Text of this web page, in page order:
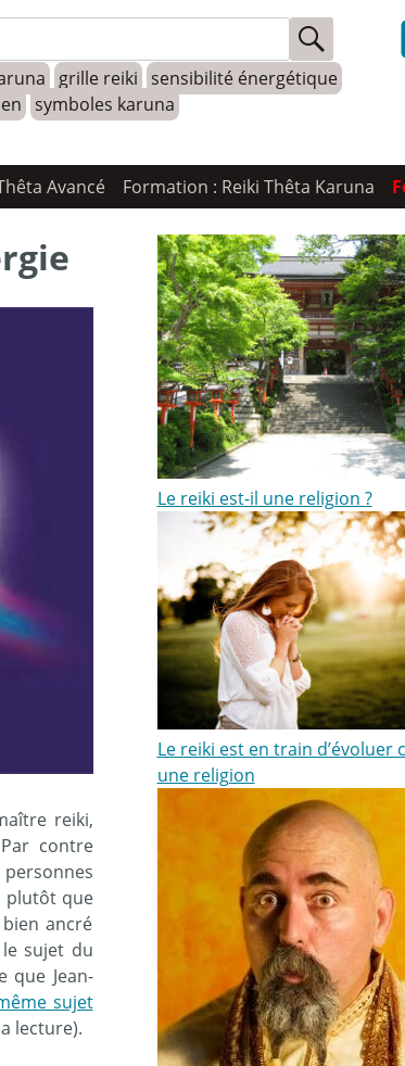
grille reiki sensibilité énergétique
symboles karuna
Avancé Formation : Reiki Thêta Karuna
reiki,
contre
personnes
plutôt que
ancré
le sujet du
que Jean-
sujet
lecture).
Le reiki est-il une religion ?
Le reiki est en train d’évoluer
une religion